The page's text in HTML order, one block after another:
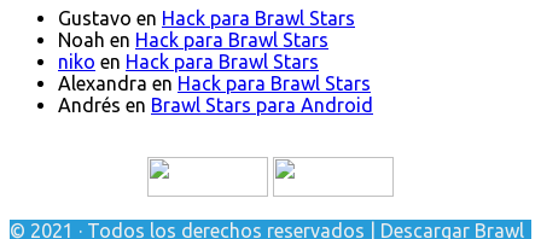
Gustavo en Hack para Brawl Stars
Noah en Hack para Brawl Stars
niko en Hack para Brawl Stars
Alexandra en Hack para Brawl Stars
Andrés en Brawl Stars para Android
© 2021 · Todos los derechos reservados | Descargar Brawl